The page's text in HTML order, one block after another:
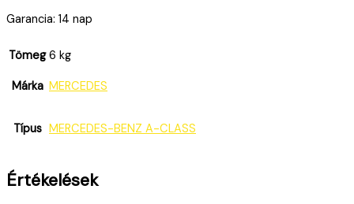
Garancia: 14 nap
Tömeg 6 kg
Márka MERCEDES
Típus MERCEDES-BENZ A-CLASS
Értékelések